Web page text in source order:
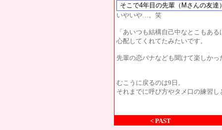
いやいや…。笑
「あいつも結構自己中なとこもあ
心配してくれてたみたいです。
先輩の恋バナなども聞けて楽しかっ
むこうに戻るのは9日。
それまでに呼び方やタメ口の練習し
< PAST